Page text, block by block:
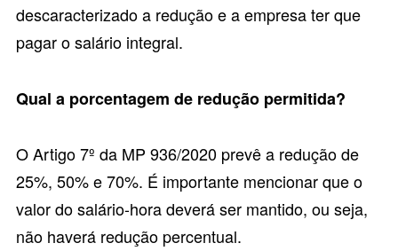
descaracterizado a redução e a empresa ter que
pagar o salário integral.
Qual a porcentagem de redução permitida?
O Artigo 7º da MP 936/2020 prevê a redução de
25%, 50% e 70%. É importante mencionar que o
valor do salário-hora deverá ser mantido, ou seja,
não haverá redução percentual.